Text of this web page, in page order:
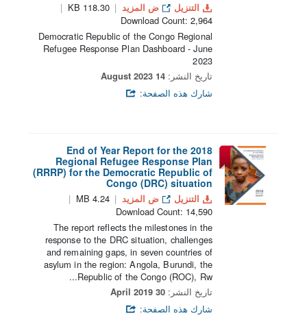
التنزيل ض المزيد
118.30 KB
Download Count: 2,964
Democratic Republic of the Congo Regional
Refugee Response Plan Dashboard - June
2023
تاريخ النشر: 14 August 2023
شارك هذه الصفحة:
End of Year Report for the 2018
Regional Refugee Response Plan
(RRRP) for the Democratic Republic of
Congo (DRC) situation
التنزيل ض المزيد
4.24 MB
Download Count: 14,590
The report reflects the milestones in the
response to the DRC situation, challenges
and remaining gaps, in seven countries of
asylum in the region: Angola, Burundi, the
Republic of the Congo (ROC), Rw...
تاريخ النشر: 30 April 2019
شارك هذه الصفحة: